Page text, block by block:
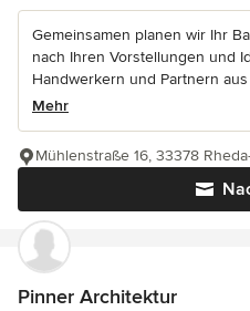
Gemeinsamen planen wir Ihr
nach Ihren Vorstellungen und
Handwerkern und Partnern aus
Mehr
Mühlenstraße 16, 33378
Pinner Architektur